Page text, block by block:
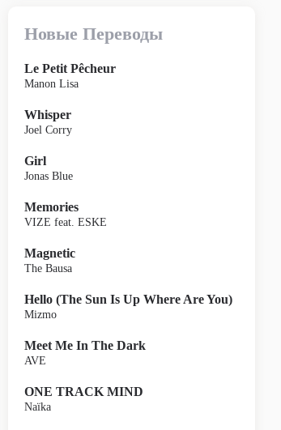
Новые Переводы
Le Petit Pêcheur
Manon Lisa
Whisper
Joel Corry
Girl
Jonas Blue
Memories
VIZE feat. ESKE
Magnetic
The Bausa
Hello (The Sun Is Up Where Are You)
Mizmo
Meet Me In The Dark
AVE
ONE TRACK MIND
Naïka